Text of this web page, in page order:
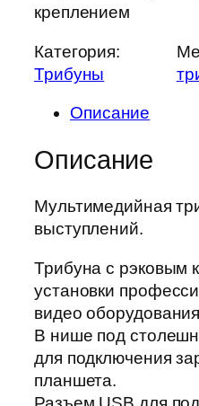
креплением
Категория:
Трибуны
Описание
Описание
Мультимедийная
выступлений.
Трибуна с рэковым
установки
видео
В нише под
для подключения
планшета.